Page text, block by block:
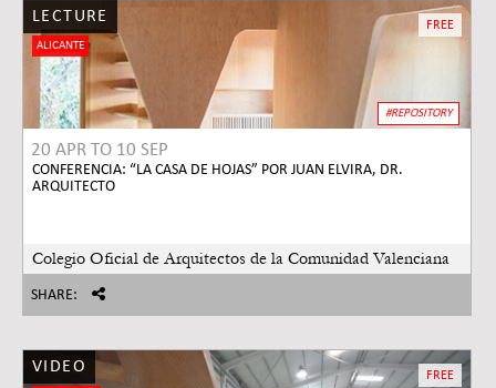
LECTURE
ALICANTE
20 APR TO 10 SEP
FREE
CONFERENCIA: “LA CASA DE HOJAS” POR JUAN ELVIRA, DR.
ARQUITECTO
Colegio Oficial de Arquitectos de la Comunidad Valenciana
#REPOSITORY
SHARE:
VIDEO FREE